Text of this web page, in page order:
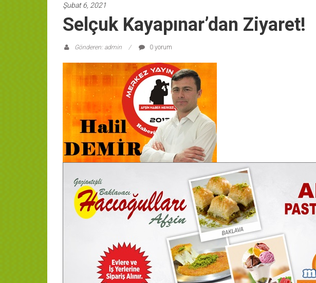
Şubat 6, 2021
Selçuk Kayapınar’dan Ziyaret!
Gönderen: admin 0 yorum